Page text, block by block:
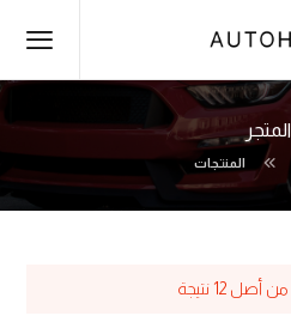
المتجر
المنتجات